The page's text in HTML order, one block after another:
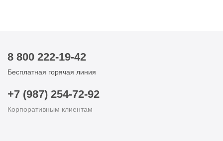
8 800 222-19-42
Бесплатная горячая линия
+7 (987) 254-72-92
Корпоративным клиентам